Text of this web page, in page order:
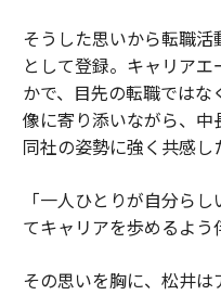
そうした思いから転職
として登録。キャリア
かで、目先の転職では
像に寄り添いながら、
同社の姿勢に強く共感し
「一人ひとりが自分ら
てキャリアを歩めるよう
その思いを胸に、松井は